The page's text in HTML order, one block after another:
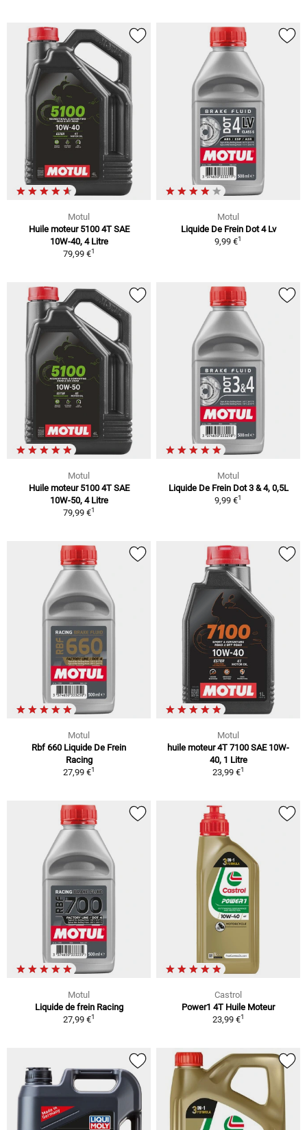
Motul
Huile moteur 5100 4T SAE
10W-40, 4 Litre
79,99 €1
Motul
Liquide De Frein Dot 4 Lv
9,99 €1
Motul
Huile moteur 5100 4T SAE
10W-50, 4 Litre
79,99 €1
Motul
Liquide De Frein Dot 3 & 4, 0,5L
9,99 €1
Motul
Rbf 660 Liquide De Frein
Racing
27,99 €1
Motul
huile moteur 4T 7100 SAE 10W-
40, 1 Litre
23,99 €1
Motul
Liquide de frein Racing
27,99 €1
Castrol
Power1 4T Huile Moteur
23,99 €1